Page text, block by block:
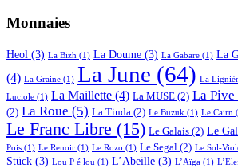
Monnaies
Heol (3) La Bizh (1) La Doume (3) La Gabare (1) La
(4) La Graine (1) La June (64) La
Luciole (1) La Maillette (4) La MUSE (2) La Pive
(2) La Roue (5) La Tinda (2) Le Buzuk (1) Le Cairn
Le Franc Libre (15) Le Galais (2) Le
Pois (1) Le Renoir (1) Le Rozo (1) Le Segal (2) Le Sol-
Stück (3) Lou P é lou (1) L’Abeille (3) L’Aïga (1)